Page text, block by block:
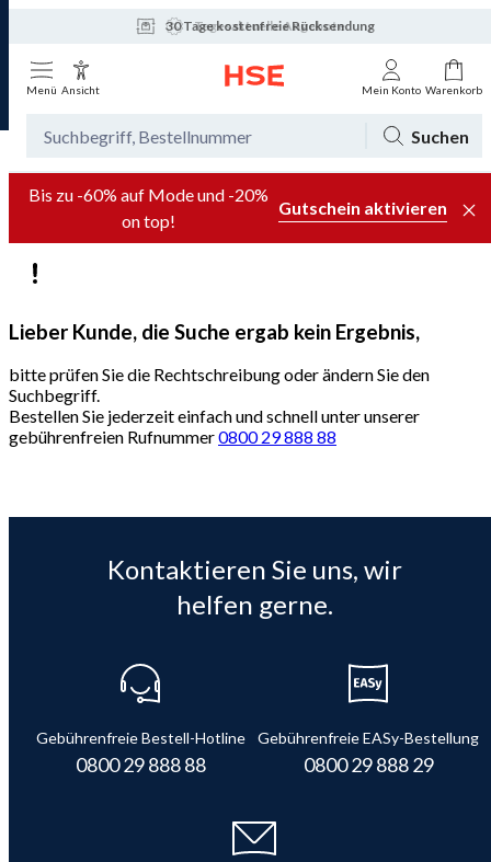
30 Tage kostenfreie Rücksendung
Tagesaktuelle Angebote
Menü Ansicht Mein Konto Warenkorb
Suchen
Bis zu -60% auf Mode und -20%
on top!
Gutschein aktivieren
Lieber Kunde, die Suche ergab kein Ergebnis,
bitte prüfen Sie die Rechtschreibung oder ändern Sie den
Suchbegriff.
Bestellen Sie jederzeit einfach und schnell unter unserer
gebührenfreien Rufnummer0800 29 888 88
Kontaktieren Sie uns, wir
helfen gerne.
Gebührenfreie Bestell-Hotline
0800 29 888 88
Gebührenfreie EASy-Bestellung
0800 29 888 29